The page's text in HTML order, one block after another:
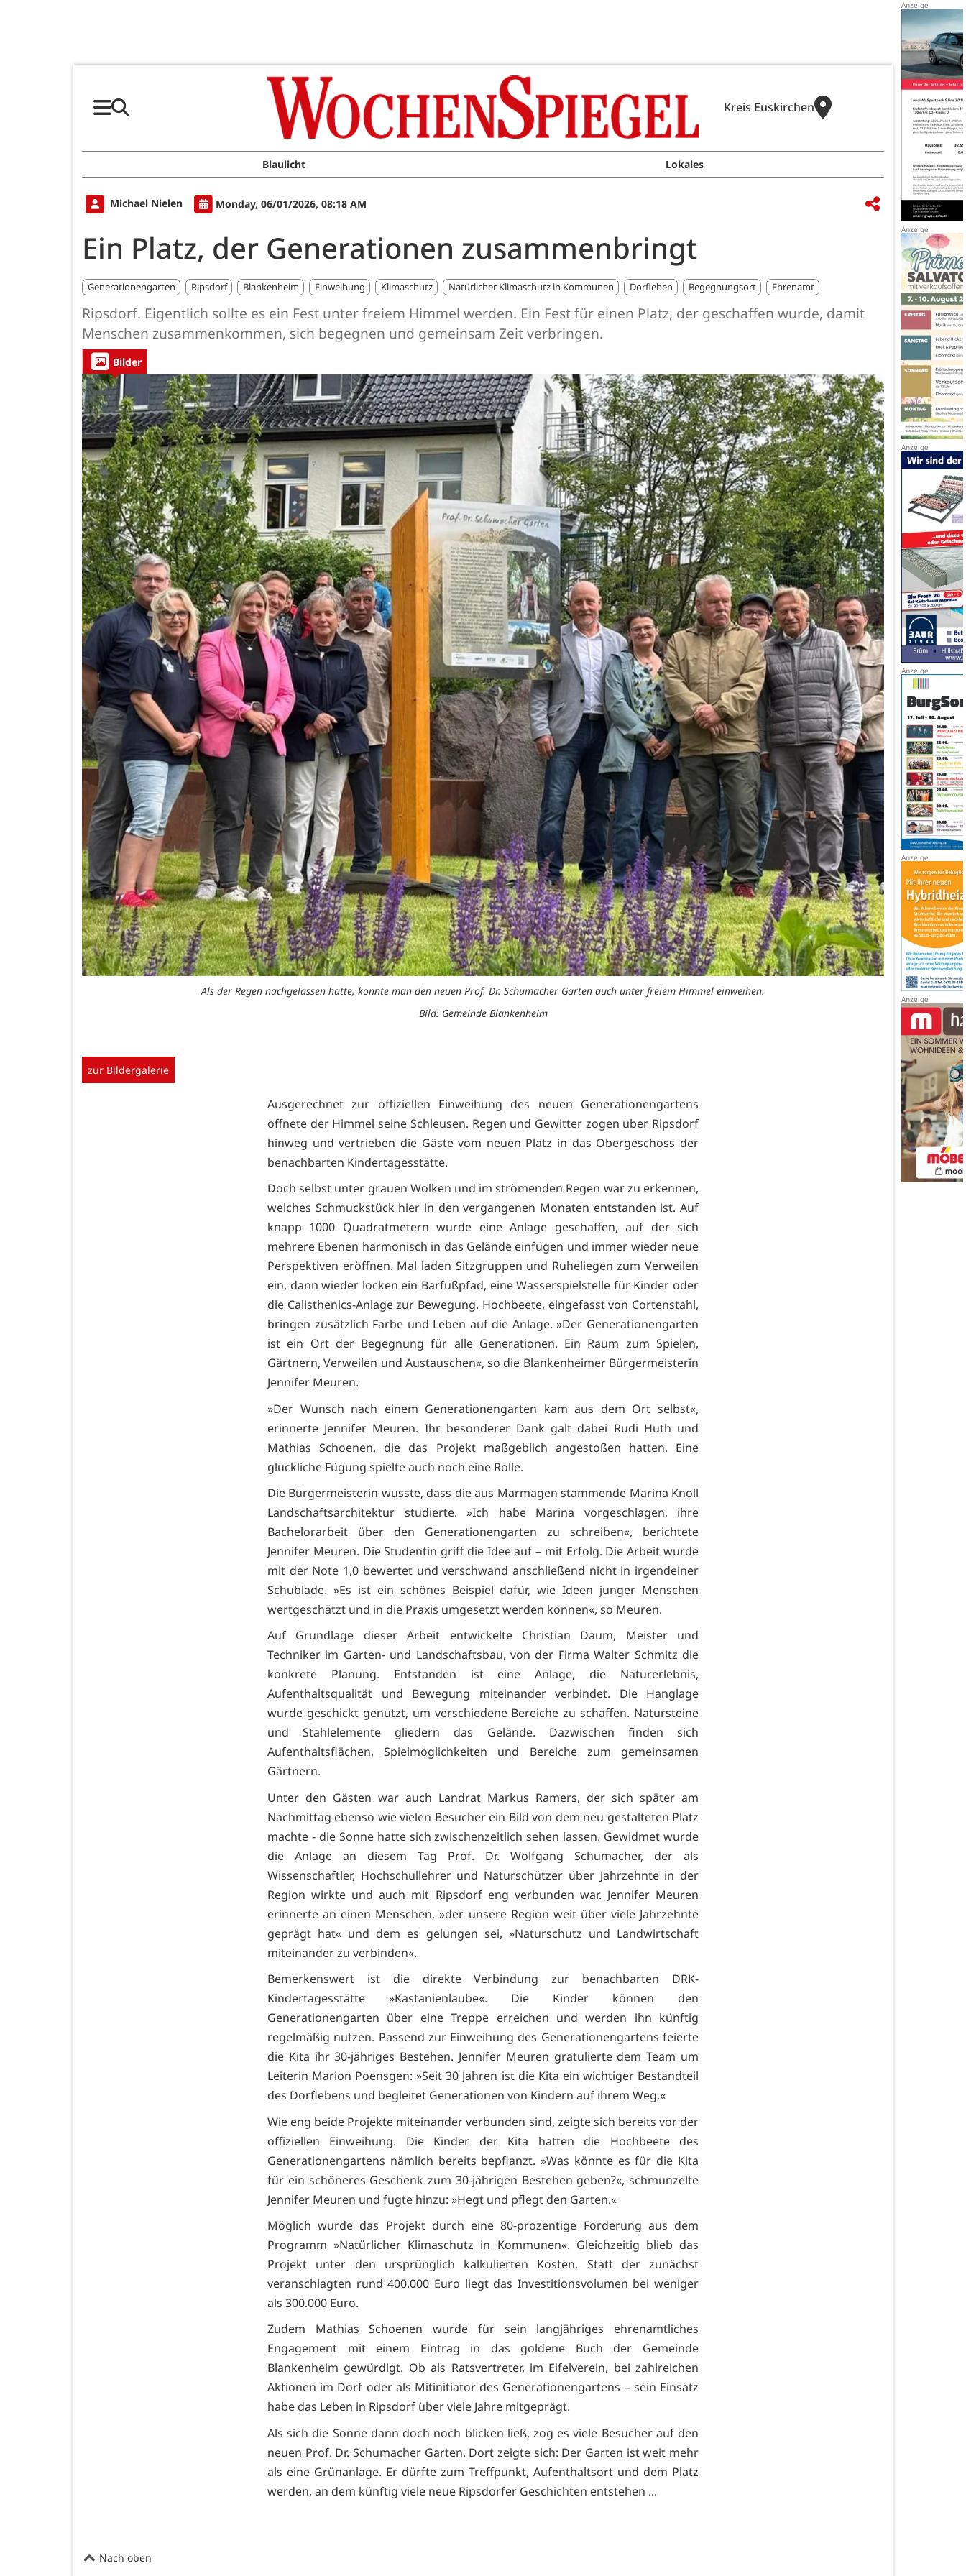
Kreis Euskirchen
Blaulicht Lokales
Michael Nielen Monday, 06/01/2026, 08:18 AM
Ein Platz, der Generationen zusammenbringt
Generationengarten Ripsdorf Blankenheim Einweihung Klimaschutz Natürlicher Klimaschutz in Kommunen Dorfleben Begegnungsort Ehrenamt
Ripsdorf. Eigentlich sollte es ein Fest unter freiem Himmel werden. Ein Fest für einen Platz, der geschaffen wurde, damit
Menschen zusammenkommen, sich begegnen und gemeinsam Zeit verbringen.
Bilder
Als der Regen nachgelassen hatte, konnte man den neuen Prof. Dr. Schumacher Garten auch unter freiem Himmel einweihen.
Bild: Gemeinde Blankenheim
zur Bildergalerie
Ausgerechnet zur offiziellen Einweihung des neuen Generationengartens
öffnete der Himmel seine Schleusen. Regen und Gewitter zogen über Ripsdorf
hinweg und vertrieben die Gäste vom neuen Platz in das Obergeschoss der
benachbarten Kindertagesstätte.
Doch selbst unter grauen Wolken und im strömenden Regen war zu erkennen,
welches Schmuckstück hier in den vergangenen Monaten entstanden ist. Auf
knapp 1000 Quadratmetern wurde eine Anlage geschaffen, auf der sich
mehrere Ebenen harmonisch in das Gelände einfügen und immer wieder neue
Perspektiven eröffnen. Mal laden Sitzgruppen und Ruheliegen zum Verweilen
ein, dann wieder locken ein Barfußpfad, eine Wasserspielstelle für Kinder oder
die Calisthenics-Anlage zur Bewegung. Hochbeete, eingefasst von Cortenstahl,
bringen zusätzlich Farbe und Leben auf die Anlage. »Der Generationengarten
ist ein Ort der Begegnung für alle Generationen. Ein Raum zum Spielen,
Gärtnern, Verweilen und Austauschen«, so die Blankenheimer Bürgermeisterin
Jennifer Meuren.
»Der Wunsch nach einem Generationengarten kam aus dem Ort selbst«,
erinnerte Jennifer Meuren. Ihr besonderer Dank galt dabei Rudi Huth und
Mathias Schoenen, die das Projekt maßgeblich angestoßen hatten. Eine
glückliche Fügung spielte auch noch eine Rolle.
Die Bürgermeisterin wusste, dass die aus Marmagen stammende Marina Knoll
Landschaftsarchitektur studierte. »Ich habe Marina vorgeschlagen, ihre
Bachelorarbeit über den Generationengarten zu schreiben«, berichtete
Jennifer Meuren. Die Studentin griff die Idee auf – mit Erfolg. Die Arbeit wurde
mit der Note 1,0 bewertet und verschwand anschließend nicht in irgendeiner
Schublade. »Es ist ein schönes Beispiel dafür, wie Ideen junger Menschen
wertgeschätzt und in die Praxis umgesetzt werden können«, so Meuren.
Auf Grundlage dieser Arbeit entwickelte Christian Daum, Meister und
Techniker im Garten- und Landschaftsbau, von der Firma Walter Schmitz die
konkrete Planung. Entstanden ist eine Anlage, die Naturerlebnis,
Aufenthaltsqualität und Bewegung miteinander verbindet. Die Hanglage
wurde geschickt genutzt, um verschiedene Bereiche zu schaffen. Natursteine
und Stahlelemente gliedern das Gelände. Dazwischen finden sich
Aufenthaltsflächen, Spielmöglichkeiten und Bereiche zum gemeinsamen
Gärtnern.
Unter den Gästen war auch Landrat Markus Ramers, der sich später am
Nachmittag ebenso wie vielen Besucher ein Bild von dem neu gestalteten Platz
machte - die Sonne hatte sich zwischenzeitlich sehen lassen. Gewidmet wurde
die Anlage an diesem Tag Prof. Dr. Wolfgang Schumacher, der als
Wissenschaftler, Hochschullehrer und Naturschützer über Jahrzehnte in der
Region wirkte und auch mit Ripsdorf eng verbunden war. Jennifer Meuren
erinnerte an einen Menschen, »der unsere Region weit über viele Jahrzehnte
geprägt hat« und dem es gelungen sei, »Naturschutz und Landwirtschaft
miteinander zu verbinden«.
Bemerkenswert ist die direkte Verbindung zur benachbarten DRK-
Kindertagesstätte »Kastanienlaube«. Die Kinder können den
Generationengarten über eine Treppe erreichen und werden ihn künftig
regelmäßig nutzen. Passend zur Einweihung des Generationengartens feierte
die Kita ihr 30-jähriges Bestehen. Jennifer Meuren gratulierte dem Team um
Leiterin Marion Poensgen: »Seit 30 Jahren ist die Kita ein wichtiger Bestandteil
des Dorflebens und begleitet Generationen von Kindern auf ihrem Weg.«
Wie eng beide Projekte miteinander verbunden sind, zeigte sich bereits vor der
offiziellen Einweihung. Die Kinder der Kita hatten die Hochbeete des
Generationengartens nämlich bereits bepflanzt. »Was könnte es für die Kita
für ein schöneres Geschenk zum 30-jährigen Bestehen geben?«, schmunzelte
Jennifer Meuren und fügte hinzu: »Hegt und pflegt den Garten.«
Möglich wurde das Projekt durch eine 80-prozentige Förderung aus dem
Programm »Natürlicher Klimaschutz in Kommunen«. Gleichzeitig blieb das
Projekt unter den ursprünglich kalkulierten Kosten. Statt der zunächst
veranschlagten rund 400.000 Euro liegt das Investitionsvolumen bei weniger
als 300.000 Euro.
Zudem Mathias Schoenen wurde für sein langjähriges ehrenamtliches
Engagement mit einem Eintrag in das goldene Buch der Gemeinde
Blankenheim gewürdigt. Ob als Ratsvertreter, im Eifelverein, bei zahlreichen
Aktionen im Dorf oder als Mitinitiator des Generationengartens – sein Einsatz
habe das Leben in Ripsdorf über viele Jahre mitgeprägt.
Als sich die Sonne dann doch noch blicken ließ, zog es viele Besucher auf den
neuen Prof. Dr. Schumacher Garten. Dort zeigte sich: Der Garten ist weit mehr
als eine Grünanlage. Er dürfte zum Treffpunkt, Aufenthaltsort und dem Platz
werden, an dem künftig viele neue Ripsdorfer Geschichten entstehen ...
Nach oben